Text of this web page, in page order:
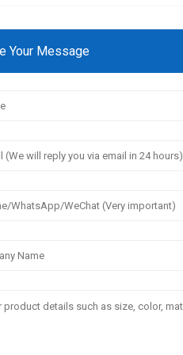
Your Message